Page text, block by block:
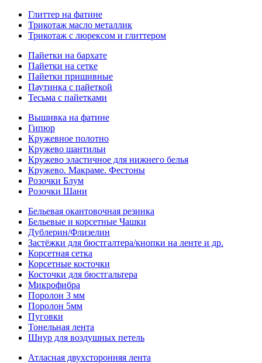
Глиттер на фатине
Трикотаж масло металлик
Трикотаж с люрексом и глиттером
Пайетки на бархате
Пайетки на сетке
Пайетки пришивные
Паутинка с пайеткой
Тесьма с пайетками
Вышивка на фатине
Гипюр
Кружевное полотно
Кружево шантильи
Кружево эластичное для нижнего белья
Кружево. Макраме. Фестоны
Розочки Блум
Розочки Шани
Бельевая окантовочная резинка
Бельевые и корсетные Чашки
Дублерин/Флизелин
Застёжки для бюстгалтера/кнопки на ленте и др.
Корсетная сетка
Корсетные косточки
Косточки для бюстгальтера
Микрофибра
Поролон 3 мм
Поролон 5мм
Пуговки
Тонельная лента
Шнур для воздушных петель
Атласная двухсторонняя лента